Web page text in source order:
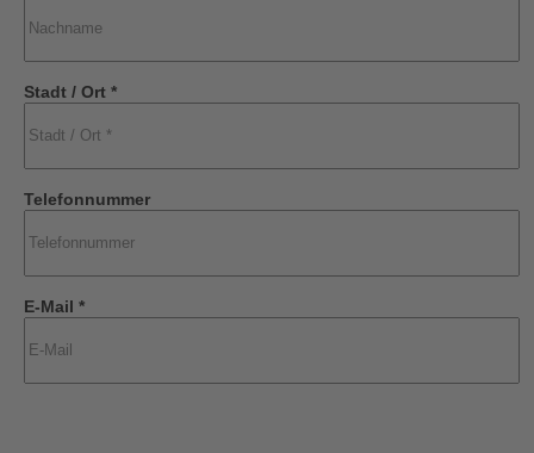
Stadt / Ort *
Telefonnummer
E-Mail *